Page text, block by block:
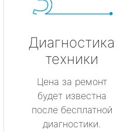
Диагностика
техники
Цена за ремонт
будет известна
после бесплатной
диагностики.